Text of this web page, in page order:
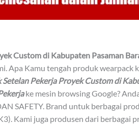
Custom di Kabupaten Pasaman
Apa Kamu tengah produk wearpack
Setelan Pekerja Proyek Custom di
ke mesin browsing Google?
SAFETY. Brand untuk berbagai
Kami juga produsen dari berbagai